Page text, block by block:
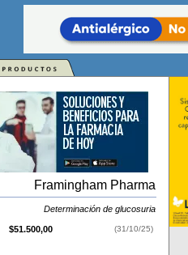
Framingham Pharma
Determinación de glucosuria
$51.500,00 (31/10/25)